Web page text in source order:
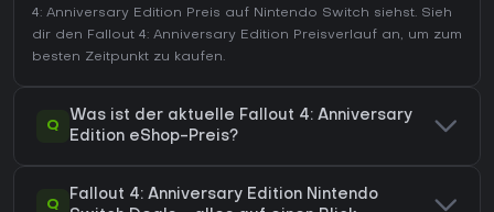
4: Anniversary Edition Preis auf Nintendo Switch siehst. Sieh
dir den Fallout 4: Anniversary Edition Preisverlauf an, um zum
besten Zeitpunkt zu kaufen.
Q
Was ist der aktuelle Fallout 4: Anniversary
Edition eShop-Preis?
Q
Fallout 4: Anniversary Edition Nintendo